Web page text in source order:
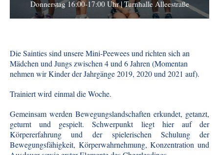
Donnerstag 16:00-17:00 Uhr | Turnhalle Alleestraße
Die Sainties sind unsere Mini-Peewees und richten sich an
Mädchen und Jungs zwischen 4 und 6 Jahren (Momentan
nehmen wir Kinder der Jahrgänge 2019, 2020 und 2021 auf).
Trainiert wird einmal die Woche.
Gemeinsam werden Bewegungslandschaften erkundet, getanzt,
geturnt und gespielt. Schwerpunkt liegt hier auf der
Körpererfahrung und der spielerischen Schulung der
Bewegungsfähigkeit, Körperwahrnehmung, Konzentration und